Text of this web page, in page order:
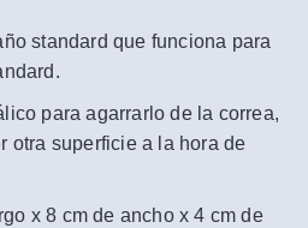
standard que funciona para
para agarrarlo de la correa,
otra superficie a la hora de
x 8 cm de ancho x 4 cm de